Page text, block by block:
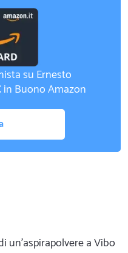
su Ernesto
in Buono Amazon
un'aspirapolvere a Vibo